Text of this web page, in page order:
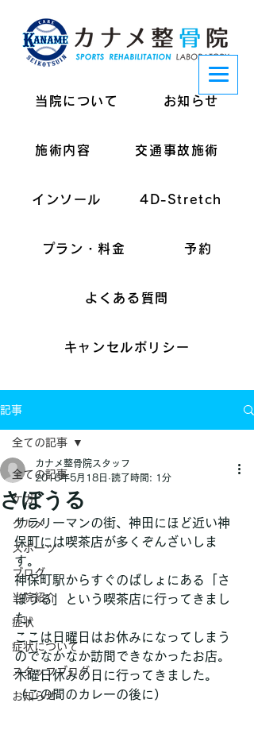
当院について お知らせ
施術内容 交通事故施術
インソール 4D-Stretch
プラン・料金 予約
よくある質問
キャンセルポリシー
記事
全ての記事
ケガ
グルメ
スポーツ
ブログ
当院紹介
症状
症状について
スタッフブログ
お知らせ
全ての記事
さぼうる
カナメ整骨院スタッフ
2016年5月18日 読了時間: 1分
サラリーマンの街、神田にほど近い神
保町には喫茶店が多くぞんざいしま
す。
神保町駅からすぐのばしょにある「さ
ぼうる」という喫茶店に行ってきまし
た。
ここは日曜日はお休みになってしまう
のでなかなか訪問できなかったお店。
木曜日休みの日に行ってきました。
（この間のカレーの後に）